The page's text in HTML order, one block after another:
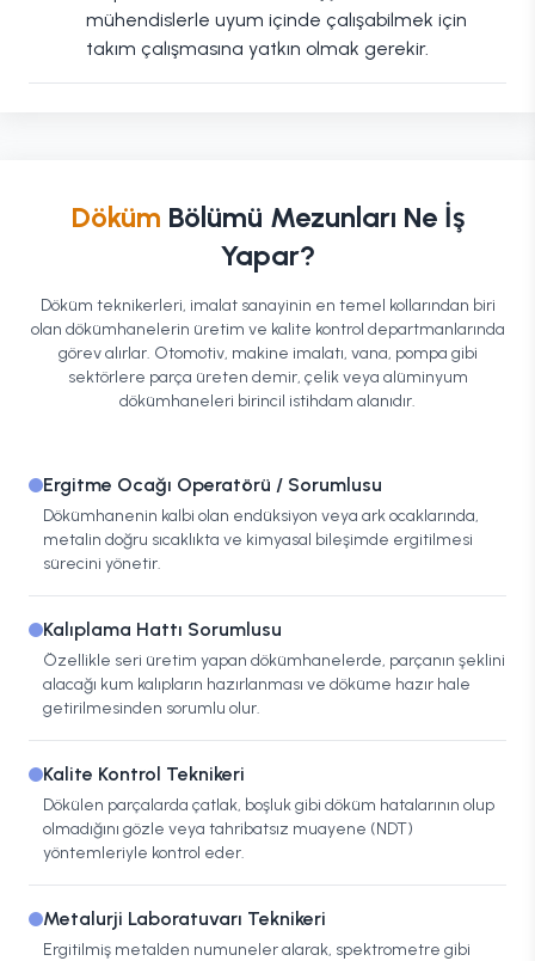
mühendislerle uyum içinde çalışabilmek için
takım çalışmasına yatkın olmak gerekir.
Döküm Bölümü Mezunları Ne İş
Yapar?
Döküm teknikerleri, imalat sanayinin en temel kollarından biri
olan dökümhanelerin üretim ve kalite kontrol departmanlarında
görev alırlar. Otomotiv, makine imalatı, vana, pompa gibi
sektörlere parça üreten demir, çelik veya alüminyum
dökümhaneleri birincil istihdam alanıdır.
Ergitme Ocağı Operatörü / Sorumlusu
Dökümhanenin kalbi olan endüksiyon veya ark ocaklarında,
metalin doğru sıcaklıkta ve kimyasal bileşimde ergitilmesi
sürecini yönetir.
Kalıplama Hattı Sorumlusu
Özellikle seri üretim yapan dökümhanelerde, parçanın şeklini
alacağı kum kalıpların hazırlanması ve döküme hazır hale
getirilmesinden sorumlu olur.
Kalite Kontrol Teknikeri
Dökülen parçalarda çatlak, boşluk gibi döküm hatalarının olup
olmadığını gözle veya tahribatsız muayene (NDT)
yöntemleriyle kontrol eder.
Metalurji Laboratuvarı Teknikeri
Ergitilmiş metalden numuneler alarak, spektrometre gibi